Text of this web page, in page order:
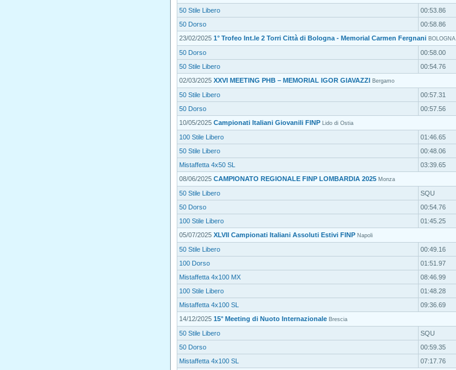
50 Stile Libero
00:53.86
50 Dorso
00:58.86
23/02/2025 1° Trofeo Int.le 2 Torri Città di Bologna - Memorial Carmen Fergnani BOLOGNA
50 Dorso
00:58.00
50 Stile Libero
00:54.76
02/03/2025 XXVI MEETING PHB – MEMORIAL IGOR GIAVAZZI Bergamo
50 Stile Libero
00:57.31
50 Dorso
00:57.56
10/05/2025 Campionati Italiani Giovanili FINP Lido di Ostia
100 Stile Libero
01:46.65
50 Stile Libero
00:48.06
Mistaffetta 4x50 SL
03:39.65
08/06/2025 CAMPIONATO REGIONALE FINP LOMBARDIA 2025 Monza
50 Stile Libero
SQU
50 Dorso
00:54.76
100 Stile Libero
01:45.25
05/07/2025 XLVII Campionati Italiani Assoluti Estivi FINP Napoli
50 Stile Libero
00:49.16
100 Dorso
01:51.97
Mistaffetta 4x100 MX
08:46.99
100 Stile Libero
01:48.28
Mistaffetta 4x100 SL
09:36.69
14/12/2025 15° Meeting di Nuoto Internazionale Brescia
50 Stile Libero
SQU
50 Dorso
00:59.35
Mistaffetta 4x100 SL
07:17.76